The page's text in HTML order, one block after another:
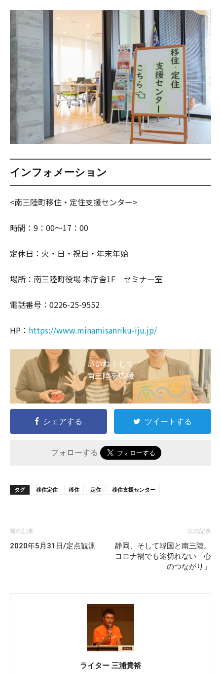
インフォメーション
<南三陸町移住・定住支援センター>
時間：9：00～17：00
定休日：火・日・祝日・年末年始
場所：南三陸町役場 本庁舎1F セミナー室
電話番号：0226-25-9552
HP： https://www.minamisanriku-iju.jp/
いいね！して
南三陸を応援
シェアする ツイートする
フォローする
タグ 移住定住 移住 定住 移住支援センター
前の記事
2020年5月31日/定点観測
次の記事
静岡、そして韓国と南三陸。
コロナ禍でも途切れない「心
のつながり」
ライター 三浦貴裕